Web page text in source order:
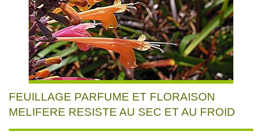
FEUILLAGE PARFUME ET FLORAISON
MELIFERE RESISTE AU SEC ET AU FROID